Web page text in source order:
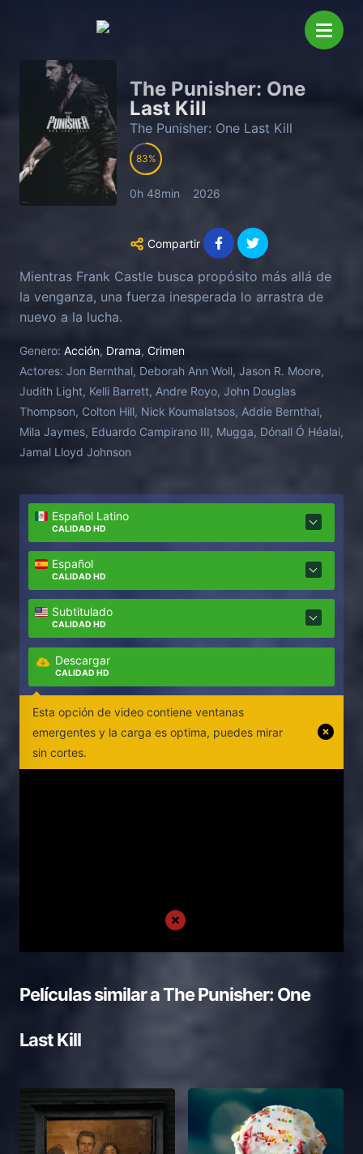
The Punisher: One
Last Kill
The Punisher: One Last Kill
83
0h 48min 2026
Compartir
Mientras Frank Castle busca propósito más allá de
la venganza, una fuerza inesperada lo arrastra de
nuevo a la lucha.
Genero: Acción, Drama, Crimen
Actores: Jon Bernthal, Deborah Ann Woll, Jason R. Moore,
Judith Light, Kelli Barrett, Andre Royo, John Douglas
Thompson, Colton Hill, Nick Koumalatsos, Addie Bernthal,
Mila Jaymes, Eduardo Campirano III, Mugga, Dónall Ó Héalai,
Jamal Lloyd Johnson
Español Latino
CALIDAD HD
Español
CALIDAD HD
Subtitulado
CALIDAD HD
Descargar
CALIDAD HD
Esta opción de video contiene ventanas
emergentes y la carga es optima, puedes mirar
sin cortes.
Películas similar aThe Punisher: One
Last Kill